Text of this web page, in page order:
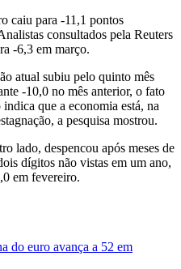
caiu para -11,1 pontos
consultados pela Reuters
-6,3 em março.
atual subiu pelo quinto mês
-10,0 no mês anterior, o fato
que a economia está, na
a pesquisa mostrou.
lado, despencou após meses de
dígitos não vistas em um ano,
em fevereiro.
do euro avança a 52 em